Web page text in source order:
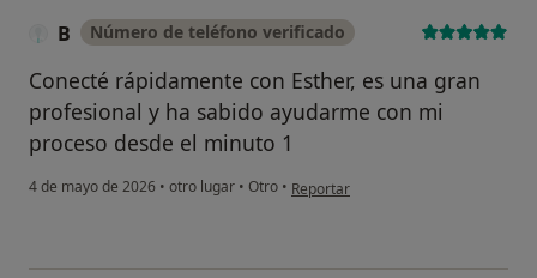
B Número de teléfono verificado
Conecté rápidamente con Esther, es una gran
profesional y ha sabido ayudarme con mi
proceso desde el minuto 1
4 de mayo de 2026 • otro lugar • Otro • en opinión del usuario B
Reportar